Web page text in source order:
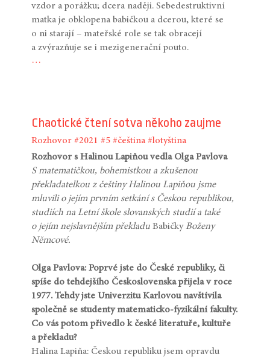
vzdor a porážku; dcera naději. Sebedestruktivní
matka je obklopena babičkou a dcerou, které se
o ni starají – mateřské role se tak obracejí
a zvýrazňuje se i mezigenerační pouto.
…
Chaotické čtení sotva někoho zaujme
Rozhovor #2021 #5 #čeština #lotyština
Rozhovor s Halinou Lapiňou vedla Olga Pavlova
S matematičkou, bohemistkou a zkušenou
překladatelkou z češtiny Halinou Lapiňou jsme
mluvili o jejím prvním setkání s Českou republikou,
studiích na Letní škole slovanských studií a také
o jejím nejslavnějším překladuBabičkyBoženy
Němcové.
Olga Pavlova: Poprvé jste do České republiky, či
spíše do tehdejšího Československa přijela v roce
1977. Tehdy jste Univerzitu Karlovou navštívila
společně se studenty matematicko-fyzikální fakulty.
Co vás potom přivedlo k české literatuře, kultuře
a překladu?
Halina Lapiňa: Českou republiku jsem opravdu